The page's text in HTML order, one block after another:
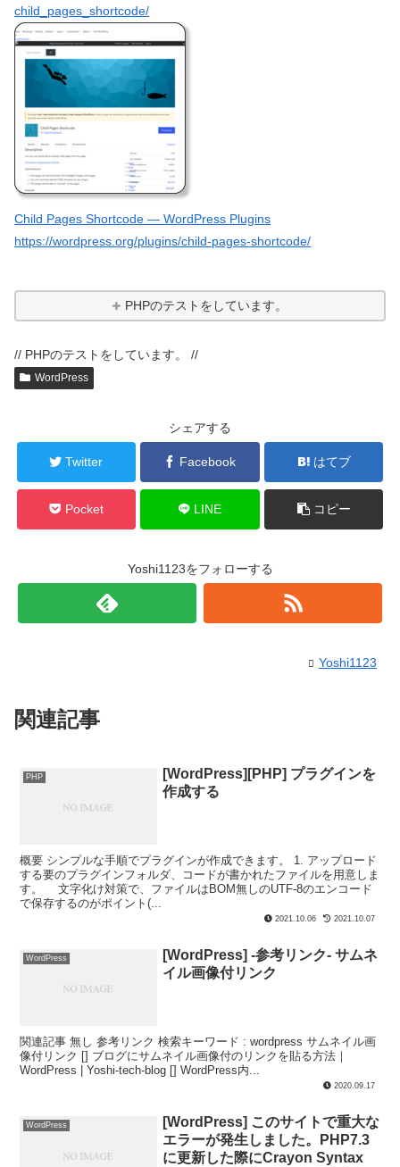
child_pages_shortcode/
Child Pages Shortcode — WordPress Plugins
https://wordpress.org/plugins/child-pages-shortcode/
PHPのテストをしています。
// PHPのテストをしています。 //
WordPress
シェアする
Twitter Facebook はてブ
Pocket LINE コピー
Yoshi1123をフォローする
Yoshi1123
関連記事
PHP
[WordPress][PHP] プラグインを
作成する
概要 シンプルな手順でプラグインが作成できます。 1. アップロード
する要のプラグインフォルダ、コードが書かれたファイルを用意しま
す。 文字化け対策で、ファイルはBOM無しのUTF-8のエンコード
で保存するのがポイント(...
2021.10.06 2021.10.07
WordPress
[WordPress] -参考リンク- サムネ
イル画像付リンク
関連記事 無し 参考リンク 検索キーワード : wordpress サムネイル画
像付リンク [] ブログにサムネイル画像付のリンクを貼る方法｜
WordPress | Yoshi-tech-blog [] WordPress内...
2020.09.17
WordPress
[WordPress] このサイトで重大な
エラーが発生しました。PHP7.3
に更新した際にCrayon Syntax